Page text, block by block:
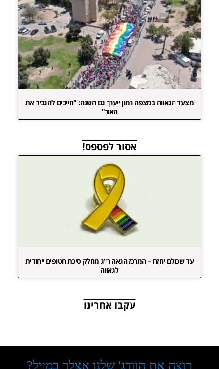
מצעד הגאווה במצפה רמון ייערך גם השנה: "חייבים להגביר את
האור"
אסור לפספס!
עד שכולם יחזרו – המרכז הגאה ר"ג מחלק סיכת חטופים ייחודית
לגאווה
עקבו אחרינו